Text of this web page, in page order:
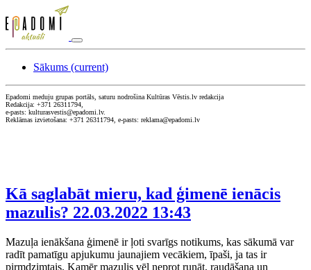
Sākums (current)
Epadomi meduju grupas portāls, saturu nodrošina Kultūras Vēstis.lv redakcija
Redakcija: +371 26311794,
e-pasts: kulturasvestis@epadomi.lv.
Reklāmas izvietošana: +371 26311794, e-pasts: reklama@epadomi.lv
Kā saglabāt mieru, kad ģimenē ienācis
mazulis? 22.03.2022 13:43
Mazuļa ienākšana ģimenē ir ļoti svarīgs notikums, kas sākumā var
radīt pamatīgu apjukumu jaunajiem vecākiem, īpaši, ja tas ir
pirmdzimtais. Kamēr mazulis vēl neprot runāt, raudāšana un